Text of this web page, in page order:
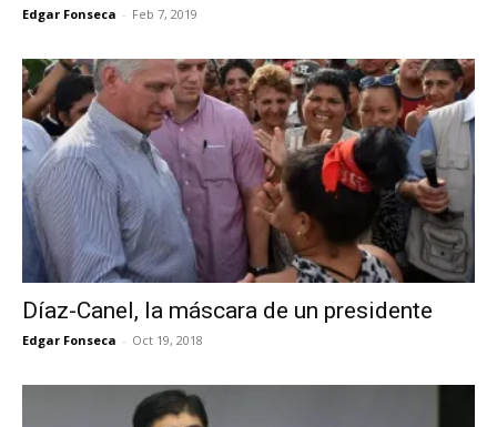
Edgar Fonseca - Feb 7, 2019
Díaz-Canel, la máscara de un presidente
Edgar Fonseca - Oct 19, 2018